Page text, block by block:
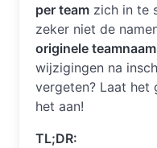
per team zich in te
zeker niet de
originele teamnaam
wijzigingen na
vergeten? Laat het
het aan!
TL;DR: